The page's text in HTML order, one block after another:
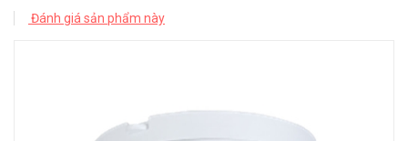
Đánh giá sản phẩm này